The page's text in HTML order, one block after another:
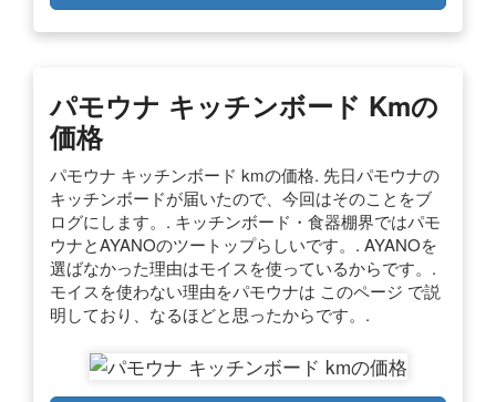
パモウナ キッチンボード Kmの
価格
パモウナ キッチンボード kmの価格. 先日パモウナの
キッチンボードが届いたので、今回はそのことをブ
ログにします。. キッチンボード・食器棚界ではパモ
ウナとAYANOのツートップらしいです。. AYANOを
選ばなかった理由はモイスを使っているからです。.
モイスを使わない理由をパモウナは このページ で説
明しており、なるほどと思ったからです。.